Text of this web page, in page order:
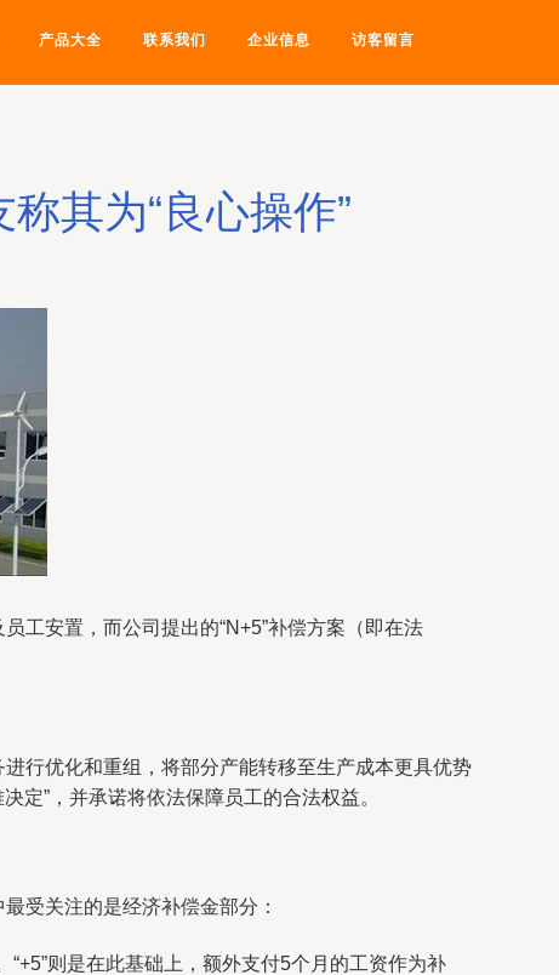
产品大全 联系我们 企业信息 访客留言
其为“良心操作”
工安置，而公司提出的“N+5”补偿方案（即在法
行优化和重组，将部分产能转移至生产成本更具优势
定”，并承诺将依法保障员工的合法权益。
受关注的是经济补偿金部分：
“+5”则是在此基础上，额外支付5个月的工资作为补